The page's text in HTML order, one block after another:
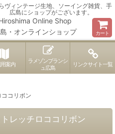
ヴィンテージ生地、ソーイング雑貨、手
広島にショップがございます。
Online Shop
・オンラインショップ
カート
案内
ラメゾンブランシ
ュ広島
リンクサイト一覧
ココリボン
レッチロココリボン